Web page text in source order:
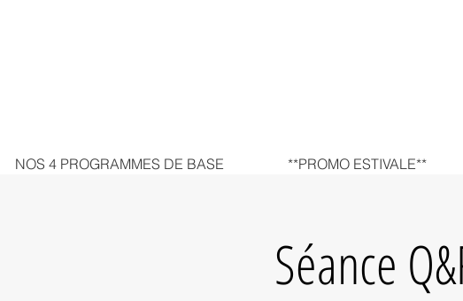
NOS 4 PROGRAMMES DE BASE **PROMO ESTIVALE**
Séance